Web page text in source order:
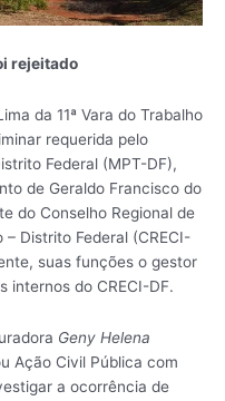
rejeitado
da 11ª Vara do Trabalho
requerida pelo
Federal (MPT-DF),
de Geraldo Francisco do
do Conselho Regional de
Distrito Federal (CRECI-
suas funções o gestor
internos do CRECI-DF.
Geny Helena
Ação Civil Pública com
a ocorrência de